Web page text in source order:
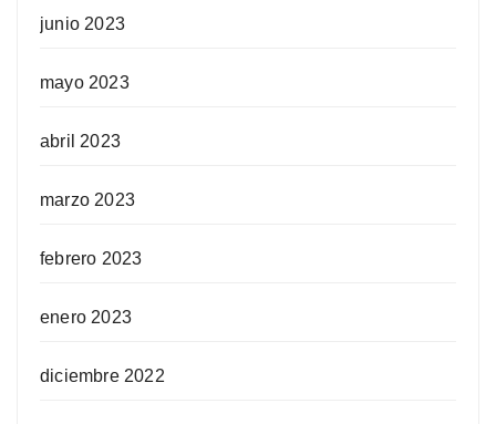
junio 2023
mayo 2023
abril 2023
marzo 2023
febrero 2023
enero 2023
diciembre 2022